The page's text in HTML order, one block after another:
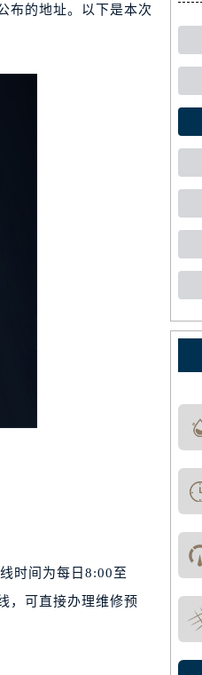
布的地址。以下是本次
时间为每日8:00至
，可直接办理维修预